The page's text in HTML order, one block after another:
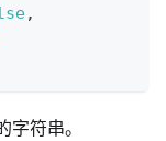
,
字符串。